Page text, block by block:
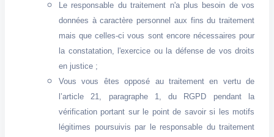
Le responsable du traitement n'a plus besoin de vos
données à caractère personnel aux fins du traitement
mais que celles-ci vous sont encore nécessaires pour
la constatation, l'exercice ou la défense de vos droits
en justice ;
Vous vous êtes opposé au traitement en vertu de
l’article 21, paragraphe 1, du RGPD pendant la
vérification portant sur le point de savoir si les motifs
légitimes poursuivis par le responsable du traitement